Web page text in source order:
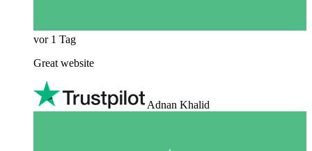
vor 1 Tag
Great website
Adnan Khalid